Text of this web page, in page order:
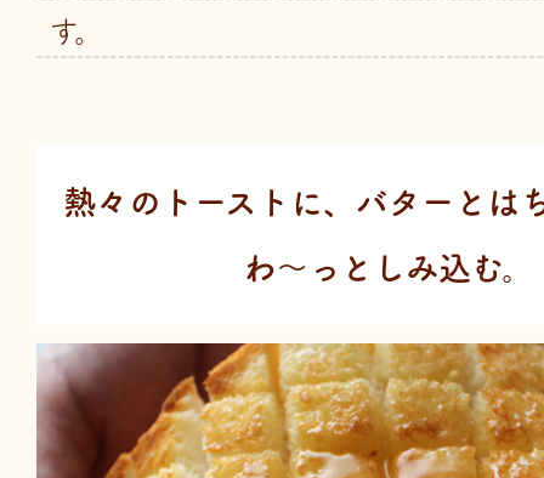
す。
熱々のトーストに、 バターと は
わ～っとしみ込む。